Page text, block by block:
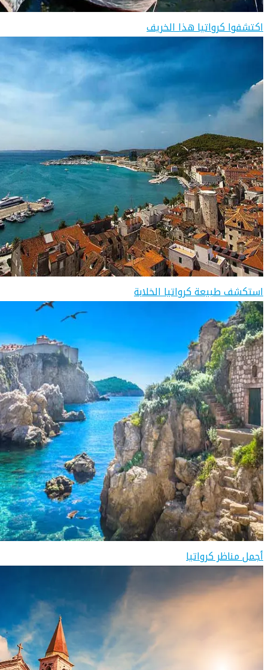
اكتشفوا كرواتيا هذا الخريف
استكشف طبيعة كرواتيا الخلابة
أجمل مناظر كرواتيا